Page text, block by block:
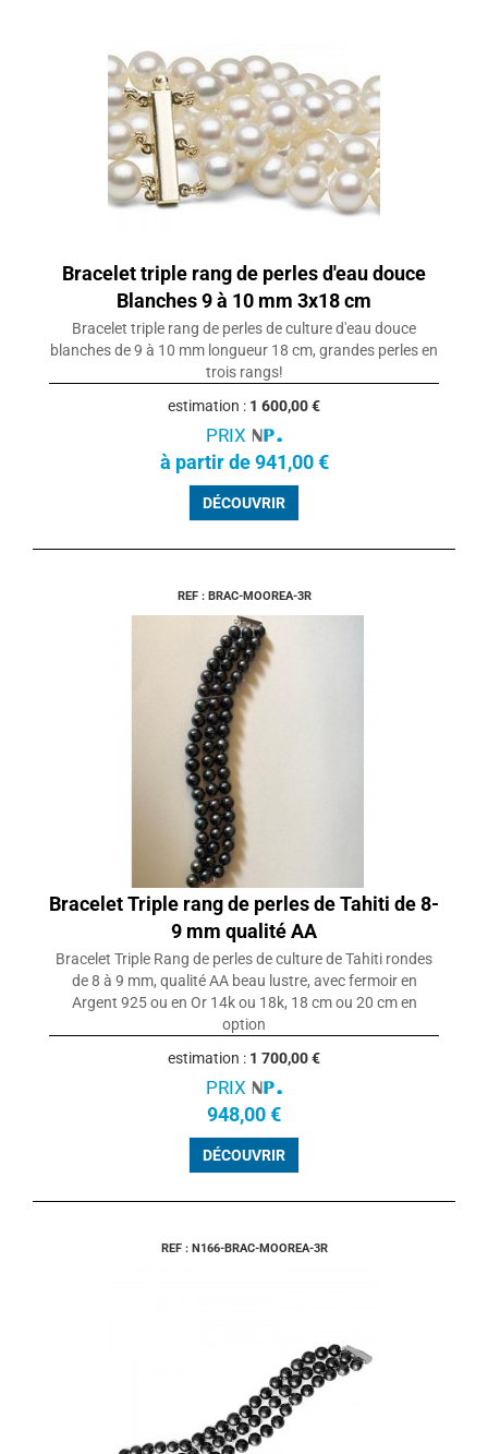
Bracelet triple rang de perles d'eau douce
Blanches 9 à 10 mm 3x18 cm
Bracelet triple rang de perles de culture d'eau douce
blanches de 9 à 10 mm longueur 18 cm, grandes perles en
trois rangs!
estimation : 1 600,00 €
PRIX
à partir de 941,00 €
DÉCOUVRIR
REF : BRAC-MOOREA-3R
Bracelet Triple rang de perles de Tahiti de 8-
9 mm qualité AA
Bracelet Triple Rang de perles de culture de Tahiti rondes
de 8 à 9 mm, qualité AA beau lustre, avec fermoir en
Argent 925 ou en Or 14k ou 18k, 18 cm ou 20 cm en
option
estimation : 1 700,00 €
PRIX
948,00 €
DÉCOUVRIR
REF : N166-BRAC-MOOREA-3R